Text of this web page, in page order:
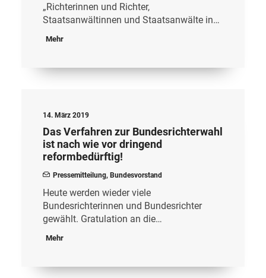
„Richterinnen und Richter,
Staatsanwältinnen und Staatsanwälte in…
Mehr
14. März 2019
Das Verfahren zur Bundesrichterwahl
ist nach wie vor dringend
reformbedürftig!
Pressemitteilung, Bundesvorstand
Heute werden wieder viele
Bundesrichterinnen und Bundesrichter
gewählt. Gratulation an die…
Mehr